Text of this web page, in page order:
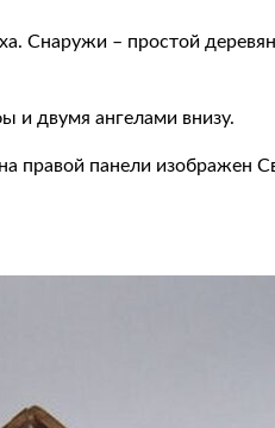
Снаружи – простой
и двумя ангелами внизу.
правой панели